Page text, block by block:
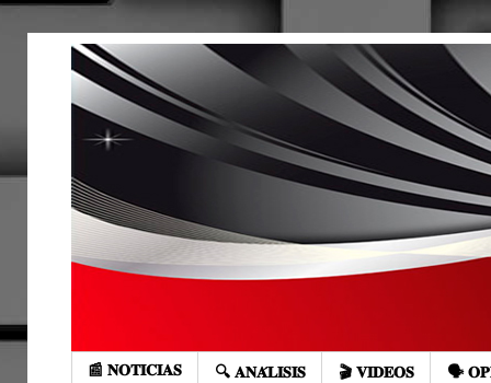
📰 𝐍𝐎𝐓𝐈𝐂𝐈𝐀𝐒 🔍 𝐀𝐍𝐀́𝐋𝐈𝐒𝐈𝐒 🎬 𝐕𝐈𝐃𝐄𝐎𝐒 🗣️